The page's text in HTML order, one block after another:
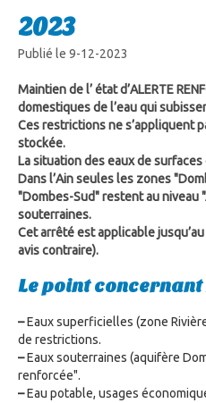
2023
Publié le 9-12-2023
Maintien de l’ état d’ALERTE
domestiques de l’eau qui
Ces restrictions ne s’appliquent
stockée.
La situation des eaux de
Dans l’Ain seules les zones
"Dombes-Sud" restent au
souterraines.
Cet arrêté est applicable
avis contraire).
Le point
–Eaux superficielles (zone
de restrictions.
–Eaux souterraines (aquifère
renforcée".
–Eau potable, usages